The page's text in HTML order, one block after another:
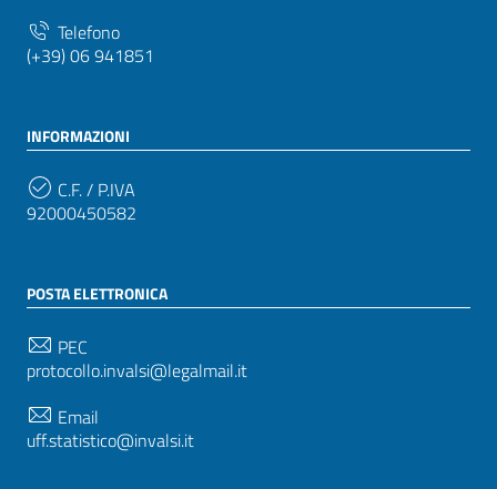
Telefono
(+39) 06 941851
INFORMAZIONI
C.F. / P.IVA
92000450582
POSTA ELETTRONICA
PEC
protocollo.invalsi@legalmail.it
Email
uff.statistico@invalsi.it